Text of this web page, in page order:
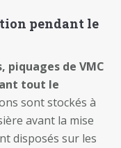
pendant le
piquages de VMC
tout le
sont stockés à
avant la mise
disposés sur les